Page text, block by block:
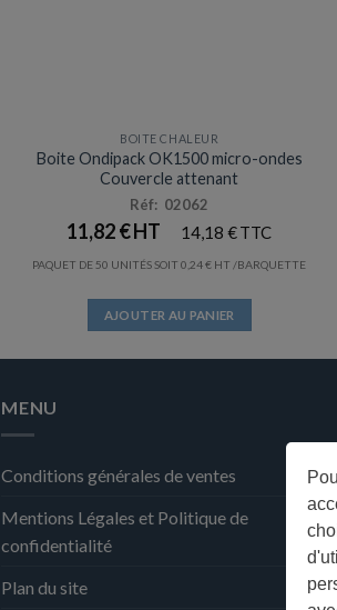
Prix en baisse
BOITE CHALEUR
Boite Ondipack OK1500 micro-ondes
Couvercle attenant
Réf: 02062
11,82€ 14,18€
PAQUET DE 50 UNITÉS SOIT 0,24€ /BARQUETTE
AJOUTER AU PANIER
MENU
Conditions générales de ventes
Mentions Légales et Politique de
confidentialité
Plan du site